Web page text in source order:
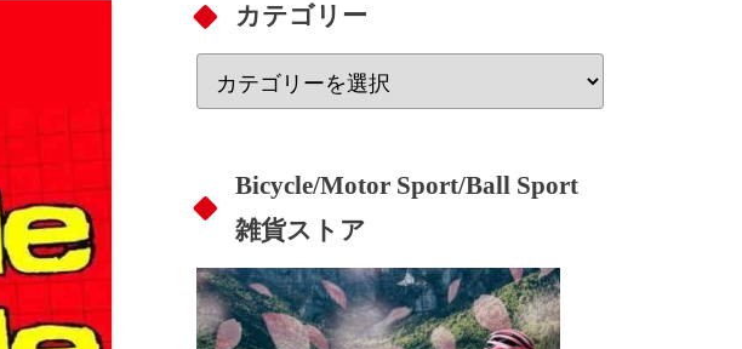
カテゴリー
Bicycle/Motor Sport/Ball Sport
雑貨ストア